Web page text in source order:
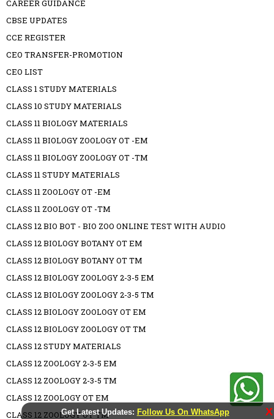
Get Latest Updates: Follow Us On WhatsApp X
CAREER GUIDANCE
CBSE UPDATES
CCE REGISTER
CEO TRANSFER-PROMOTION
CEO LIST
CLASS 1 STUDY MATERIALS
CLASS 10 STUDY MATERIALS
CLASS 11 BIOLOGY MATERIALS
CLASS 11 BIOLOGY ZOOLOGY OT -EM
CLASS 11 BIOLOGY ZOOLOGY OT -TM
CLASS 11 STUDY MATERIALS
CLASS 11 ZOOLOGY OT -EM
CLASS 11 ZOOLOGY OT -TM
CLASS 12 BIO BOT - BIO ZOO ONLINE TEST WITH AUDIO
CLASS 12 BIOLOGY BOTANY OT EM
CLASS 12 BIOLOGY BOTANY OT TM
CLASS 12 BIOLOGY ZOOLOGY 2-3-5 EM
CLASS 12 BIOLOGY ZOOLOGY 2-3-5 TM
CLASS 12 BIOLOGY ZOOLOGY OT EM
CLASS 12 BIOLOGY ZOOLOGY OT TM
CLASS 12 STUDY MATERIALS
CLASS 12 ZOOLOGY 2-3-5 EM
CLASS 12 ZOOLOGY 2-3-5 TM
CLASS 12 ZOOLOGY OT EM
CLASS 12 ZOOLOGY OT TM